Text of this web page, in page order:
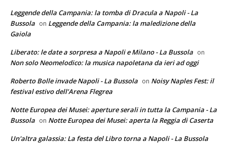
Leggende della Campania: la tomba di Dracula a Napoli - La
Bussola on Leggende della Campania: la maledizione della
Gaiola
Liberato: le date a sorpresa a Napoli e Milano - La Bussola on
Non solo Neomelodico: la musica napoletana da ieri ad oggi
Roberto Bolle invade Napoli - La Bussola on Noisy Naples Fest: il
festival estivo dell’Arena Flegrea
Notte Europea dei Musei: aperture serali in tutta la Campania - La
Bussola on Notte Europea dei Musei: aperta la Reggia di Caserta
Un'altra galassia: La festa del Libro torna a Napoli - La Bussola